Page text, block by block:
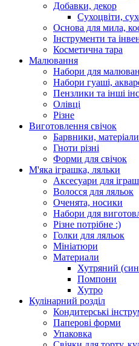
Добавки, декор
Сухоцвіти,
Основа для мила,
Інструменти та
Косметична тара
Малювання
Набори для
Набори гуаші,
Пензлики та інші
Олівці
Різне
Виготовлення свічок
Барвники,
Гноти різні
Форми для свічок
М'яка іграшка, ляльки
Аксесуари для
Волосся для ляльок
Оченята, носики
Набори для
Різне потрібне :)
Голки для ляльок
Мініатюри
Материали
Хутряний
Помпони
Хутро
Кулінарний розділ
Кондитерські
Паперові форми
Упаковка